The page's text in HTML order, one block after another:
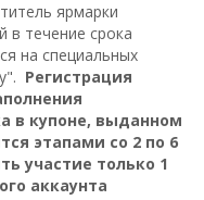
ярмарки
в течение срока
на специальных
Регистрация
в купоне, выданном
этапами со 2 по 6
участие только 1
аккаунта